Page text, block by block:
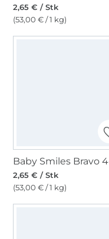
2,65 € / Stk
(53,00 € / 1 kg)
2,65 € / Stk
(53,00 € / 1 kg)